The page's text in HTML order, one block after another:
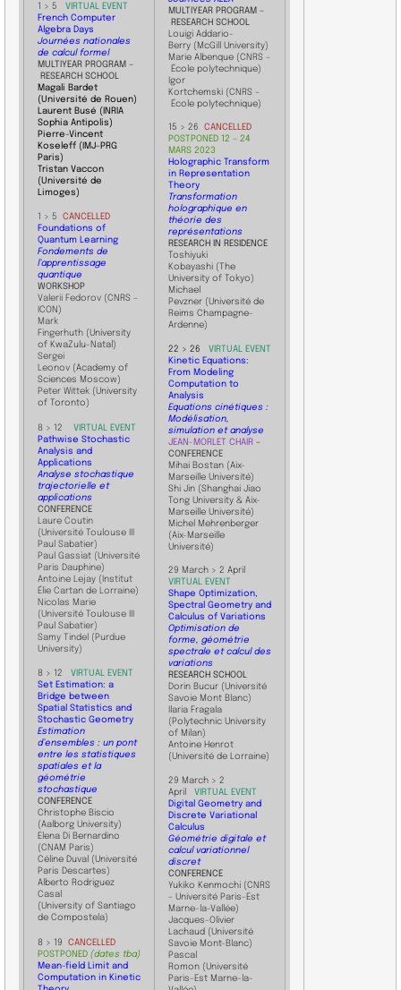
1 > 5 VIRTUAL EVENT
French Computer
Algebra Days​
Journées nationales
de calcul formel
MULTIYEAR PROGRAM –
RESEARCH SCHOOL
Magali Bardet
(Université de Rouen)
Laurent Busé (INRIA
Sophia Antipolis)
Pierre-Vincent
Koseleff (I MJ-PRG
Paris)
Tristan Vaccon
(Université de
Limoges)
1 > 5 CANCELLED
Foundations of
Quantum Learning
Fondements de
l’apprentissage
quantique
WORKSHOP
Valerii Fedorov (CNRS –
ICON)
Mark
Fingerhuth (University
of KwaZulu-Natal)
Sergei
Leonov (Academy of
Sciences Moscow)
Peter Wittek (University
of Toronto)
8 > 12 VIRTUAL EVENT
Pathwise Stochastic
Analysis and
Applications
Analyse stochastique
trajectorielle et
applications
​​CONFERENCE
Laure Coutin
(Université Toulouse III
Paul Sabatier)
Paul Gassiat (Université
Paris Dauphine)
Antoine Lejay (Institut
Élie Cartan de Lorraine)
Nicolas Marie
(Université Toulouse III
Paul Sabatier)
Samy Tindel (Purdue
University)
8 > 12 VIRTUAL EVENT
Set Estimation: a
Bridge between
Spatial Statistics and
Stochastic Geometry
Estimation
d’ensembles : un pont
entre les statistiques
spatiales et la
géométrie
stochastique
​CONFERENCE
Christophe Biscio
(Aalborg University)
Elena Di Bernardino
(CNAM Paris)
Céline Duval (Université
Paris Descartes)
Alberto Rodriguez
Casal
(University of Santiago
de Compostela)
8 > 19 CANCELLED
POSTPONED (dates tba)
Mean-field Limit and
Computation in Kinetic
​MULTIYEAR PROGRAM –
RESEARCH SCHOOL
Louigi Addario-
Berry (McGill University)
Marie Albenque (CNRS –
École polytechnique)
Igor
Kortchemski (CNRS –
École polytechnique)
15 > 26 CANCELLED
POSTPONED 12 – 24
MARS 2023
Holographic Transform
in Representation
Theory
Transformation
holographique en
théorie des
représentations
RESEARCH IN RESIDENCE
Toshiyuki
Kobayashi (The
University of Tokyo)
​Michael
Pevzner (Université de
Reims Champagne-
Ardenne)​
22 > 26 VIRTUAL EVENT
Kinetic Equations:
From Modeling
Computation to
Analysis
Equations cinétiques :
Modélisation,
simulation et analyse
JEAN-MORLET CHAIR –
CONFERENCE
Mihai Bostan (Aix-
Marseille Université)
Shi Jin (Shanghai Jiao
Tong University & Aix-
Marseille Université)
Michel Mehrenberger
(Aix-Marseille
Université)
29 March > 2 April
VIRTUAL EVENT
Shape Optimization,
Spectral Geometry and
Calculus of Variations
Optimisation de
forme, géométrie
spectrale et calcul des
variations
​RESEARCH SCHOOL
Dorin Bucur (Université
Savoie Mont Blanc)
Ilaria Fragala
(Polytechnic University
of Milan)
Antoine Henrot
(Université de Lorraine)
29 March > 2
April VIRTUAL EVENT
​Digital Geometry and
Discrete Variational
Calculus
Géométrie digitale et
calcul variationnel
discret
CONFERENCE
Yukiko Kenmochi (CNRS
– Université Paris-Est
Marne-la-Vallée)
Jacques-Olivier
Lachaud (Université
Savoie Mont-Blanc)
Pascal
Romon (Université
Paris-Est Marne-la-